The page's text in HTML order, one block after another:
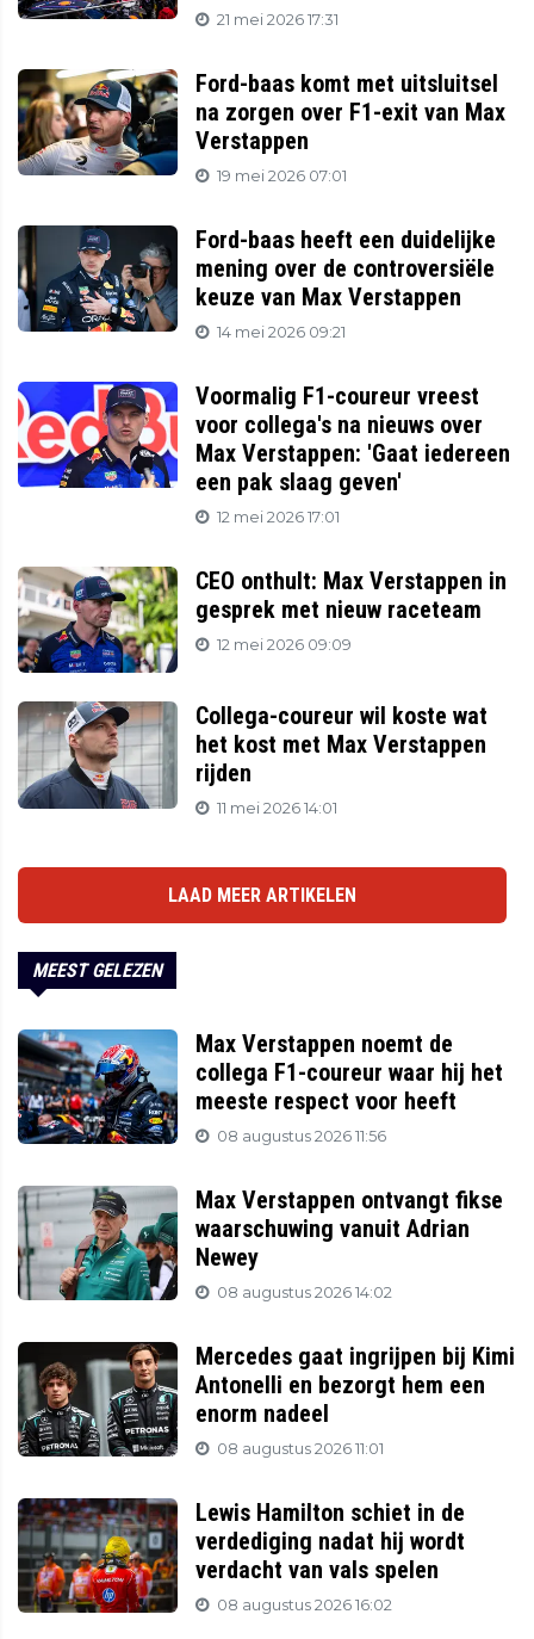
21 mei 2026 17:31
Ford-baas komt met uitsluitsel
na zorgen over F1-exit van Max
Verstappen
19 mei 2026 07:01
Ford-baas heeft een duidelijke
mening over de controversiële
keuze van Max Verstappen
14 mei 2026 09:21
Voormalig F1-coureur vreest
voor collega's na nieuws over
Max Verstappen: 'Gaat iedereen
een pak slaag geven'
12 mei 2026 17:01
CEO onthult: Max Verstappen in
gesprek met nieuw raceteam
12 mei 2026 09:09
Collega-coureur wil koste wat
het kost met Max Verstappen
rijden
11 mei 2026 14:01
LAAD MEER ARTIKELEN
MEEST GELEZEN
Max Verstappen noemt de
collega F1-coureur waar hij het
meeste respect voor heeft
08 augustus 2026 11:56
Max Verstappen ontvangt fikse
waarschuwing vanuit Adrian
Newey
08 augustus 2026 14:02
Mercedes gaat ingrijpen bij Kimi
Antonelli en bezorgt hem een
enorm nadeel
08 augustus 2026 11:01
Lewis Hamilton schiet in de
verdediging nadat hij wordt
verdacht van vals spelen
08 augustus 2026 16:02